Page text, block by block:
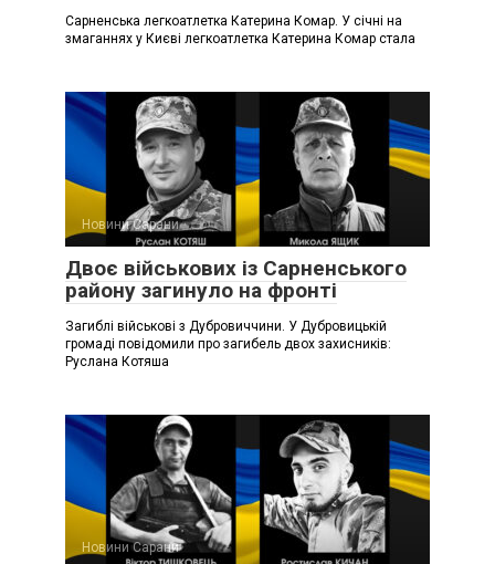
Сарненська легкоатлетка Катерина Комар. У січні на
змаганнях у Києві легкоатлетка Катерина Комар стала
Новини Сарани
Двоє військових із Сарненського
району загинуло на фронті
Загиблі військові з Дубровиччини. У Дубровицькій
громаді повідомили про загибель двох захисників:
Руслана Котяша
Новини Сарани